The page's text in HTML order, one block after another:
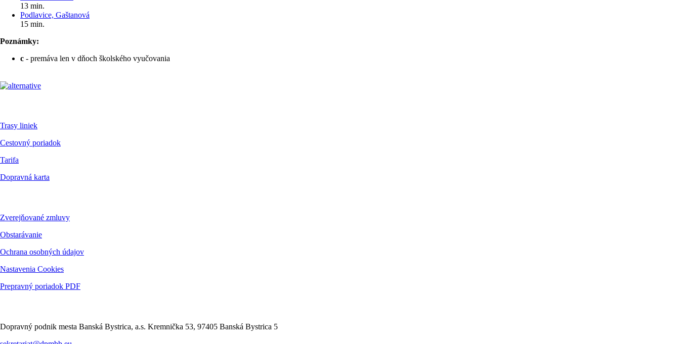
13 min.
Podlavice, Gaštanová
15 min.
Poznámky:
c - premáva len v dňoch školského vyučovania
Trasy liniek
Cestovný poriadok
Tarifa
Dopravná karta
Zverejňované zmluvy
Obstarávanie
Ochrana osobných údajov
Nastavenia Cookies
Prepravný poriadok PDF
Dopravný podnik mesta Banská Bystrica, a.s. Kremnička 53, 97405 Banská Bystrica 5